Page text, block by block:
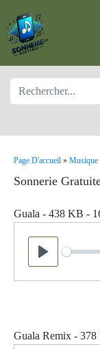
Page D'accueil » Musique
Sonnerie
Guala - 438 KB -
Play
Seek
Guala Remix -